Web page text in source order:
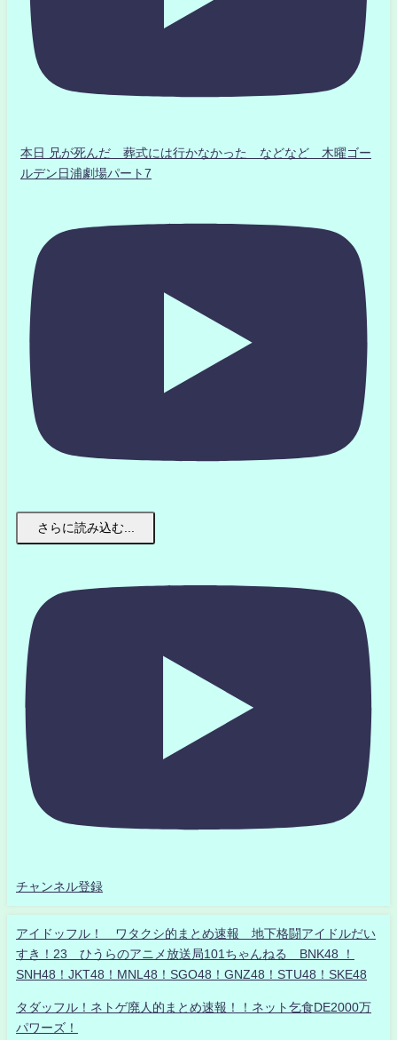
本日 兄が死んだ 葬式には行かなかった などなど 木曜ゴー
ルデン日浦劇場パート7
さらに読み込む...
チャンネル登録
アイドッフル！ ワタクシ的まとめ速報 地下格闘アイドルだい
すき！23 ひうらのアニメ放送局101ちゃんねる BNK48 ！
SNH48！JKT48！MNL48！SGO48！GNZ48！STU48！SKE48
タダッフル！ネトゲ廃人的まとめ速報！！ネット乞食DE2000万
パワーズ！